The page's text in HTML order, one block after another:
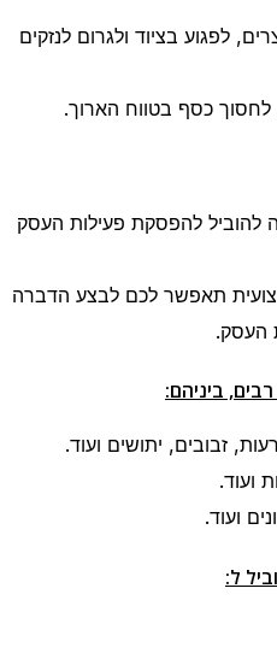
לפגוע בציוד ולגרום לנזקים
כסף בטווח הארוך.
להוביל להפסקת פעילות העסק
תאפשר לכם לבצע הדברה
העסק.
ביניהם:
זבובים, יתושים ועוד.
ועוד.
ועוד.
ל: